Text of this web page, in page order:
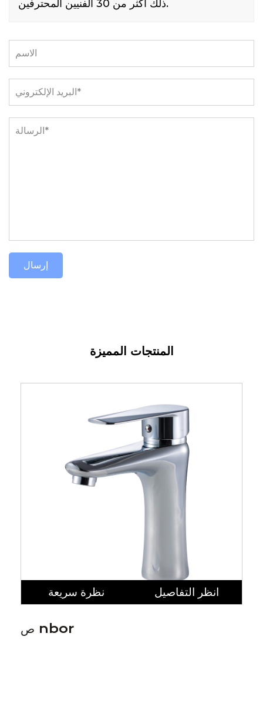
ذلك أكثر من 30 الفنيين المحترفين.
المنتجات المميزة
نظرة سريعة انظر التفاصيل
ص nbor